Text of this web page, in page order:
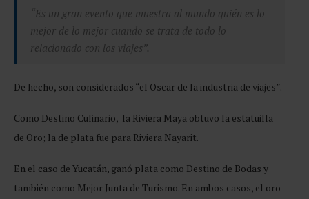
“Es un gran evento que muestra al mundo quién es lo
mejor de lo mejor cuando se trata de todo lo
relacionado con los viajes”.
De hecho, son considerados “el Oscar de la industria de viajes”.
Como Destino Culinario, la Riviera Maya obtuvo la estatuilla
de Oro; la de plata fue para Riviera Nayarit.
En el caso de Yucatán, ganó plata como Destino de Bodas y
también como Mejor Junta de Turismo. En ambos casos, el oro